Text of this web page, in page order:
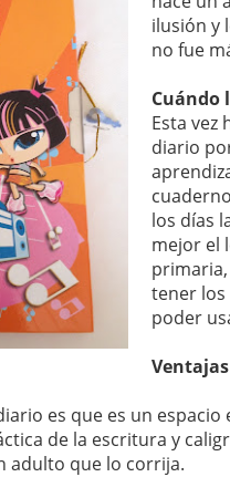
ilusión y
no fue
Cuándo
Esta vez
diario
los días
mejor el
tener
poder
es que es un
de la escritura y
adulto que lo corrija.